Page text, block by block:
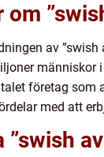
av
människor
företag som
med att